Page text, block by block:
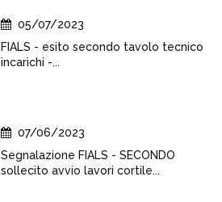
05/07/2023
FIALS - esito secondo tavolo tecnico
incarichi -...
07/06/2023
Segnalazione FIALS - SECONDO
sollecito avvio lavori cortile...